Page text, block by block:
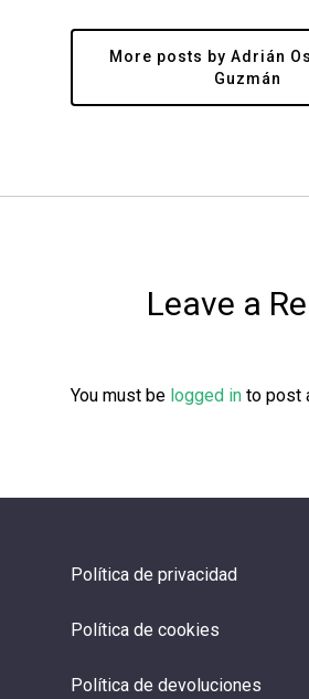
More posts by Adrián
Guzmán
Leave a
You must be logged in to post
Política de privacidad
Política de cookies
Política de devoluciones